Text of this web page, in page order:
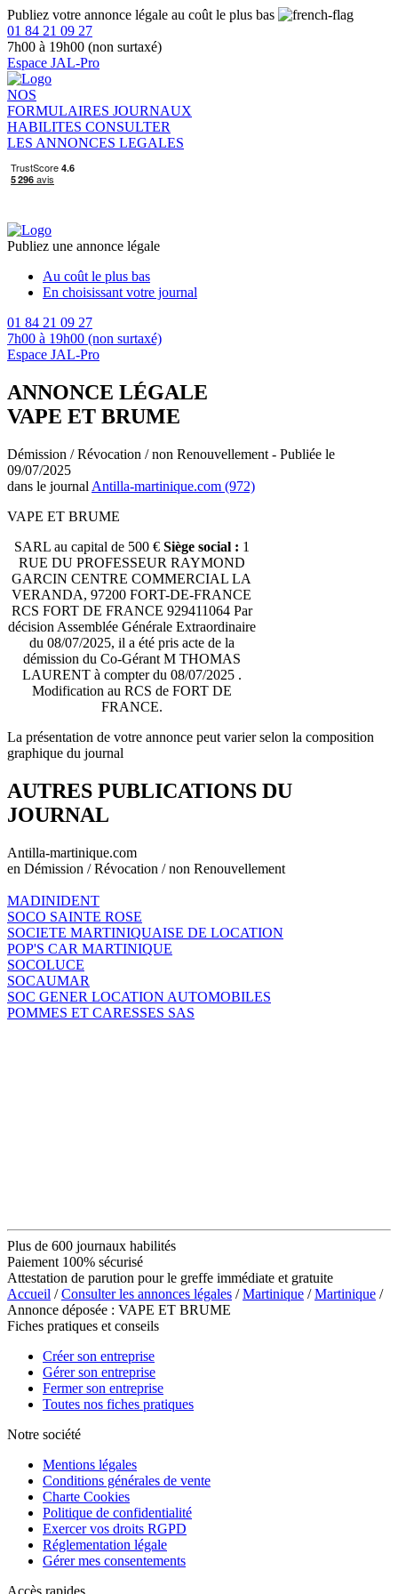
Publiez votre annonce légale au coût le plus bas
01 84 21 09 27
7h00 à 19h00 (non surtaxé)
Espace JAL-Pro
NOS
FORMULAIRES JOURNAUX
HABILITES CONSULTER
LES ANNONCES LEGALES
Publiez une annonce légale
Au coût le plus bas
En choisissant votre journal
01 84 21 09 27
7h00 à 19h00 (non surtaxé)
Espace JAL-Pro
ANNONCE LÉGALE
VAPE ET BRUME
Démission / Révocation / non Renouvellement - Publiée le
09/07/2025
dans le journal Antilla-martinique.com (972)
VAPE ET BRUME
SARL au capital de 500 € Siège social : 1
RUE DU PROFESSEUR RAYMOND
GARCIN CENTRE COMMERCIAL LA
VERANDA, 97200 FORT-DE-FRANCE
RCS FORT DE FRANCE 929411064 Par
décision Assemblée Générale Extraordinaire
du 08/07/2025, il a été pris acte de la
démission du Co-Gérant M THOMAS
LAURENT à compter du 08/07/2025 .
Modification au RCS de FORT DE
FRANCE.
La présentation de votre annonce peut varier selon la composition
graphique du journal
AUTRES PUBLICATIONS DU
JOURNAL
Antilla-martinique.com
en Démission / Révocation / non Renouvellement
MADINIDENT
SOCO SAINTE ROSE
SOCIETE MARTINIQUAISE DE LOCATION
POP'S CAR MARTINIQUE
SOCOLUCE
SOCAUMAR
SOC GENER LOCATION AUTOMOBILES
POMMES ET CARESSES SAS
Plus de 600 journaux habilités
Paiement 100% sécurisé
Attestation de parution pour le greffe immédiate et gratuite
Accueil /Consulter les annonces légales /Martinique /Martinique /
Annonce déposée : VAPE ET BRUME
Fiches pratiques et conseils
Créer son entreprise
Gérer son entreprise
Fermer son entreprise
Toutes nos fiches pratiques
Notre société
Mentions légales
Conditions générales de vente
Charte Cookies
Politique de confidentialité
Exercer vos droits RGPD
Réglementation légale
Gérer mes consentements
Accès rapides